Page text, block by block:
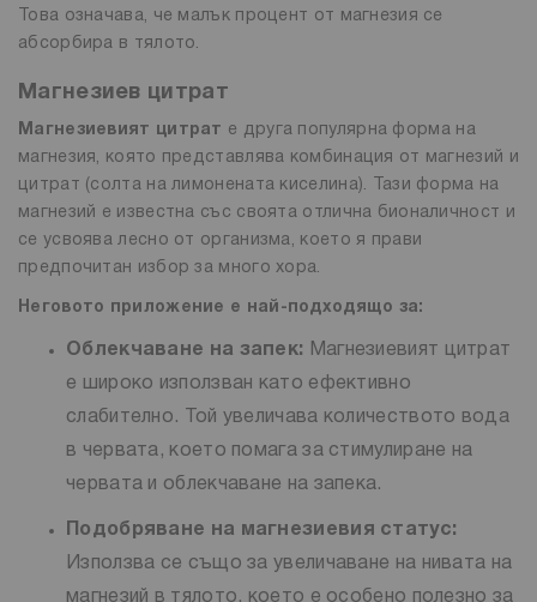
Това означава, че малък процент от магнезия се
абсорбира в тялото.
Магнезиев цитрат
Магнезиевият цитрат е друга популярна форма на
магнезия, която представлява комбинация от магнезий и
цитрат (солта на лимонената киселина). Тази форма на
магнезий е известна със своята отлична бионаличност и
се усвоява лесно от организма, което я прави
предпочитан избор за много хора.
Неговото приложение е най-подходящо за:
Облекчаване на запек: Магнезиевият цитрат
е широко използван като ефективно
слабително. Той увеличава количеството вода
в червата, което помага за стимулиране на
червата и облекчаване на запека.
Подобряване на магнезиевия статус:
Използва се също за увеличаване на нивата на
магнезий в тялото, което е особено полезно за